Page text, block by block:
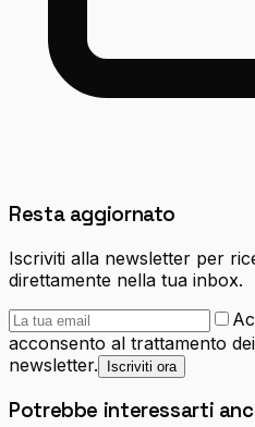
Resta aggiornato
Iscriviti alla newsletter per
direttamente nella tua inbox.
acconsento al trattamento
newsletter.
Iscriviti ora
Potrebbe interessarti